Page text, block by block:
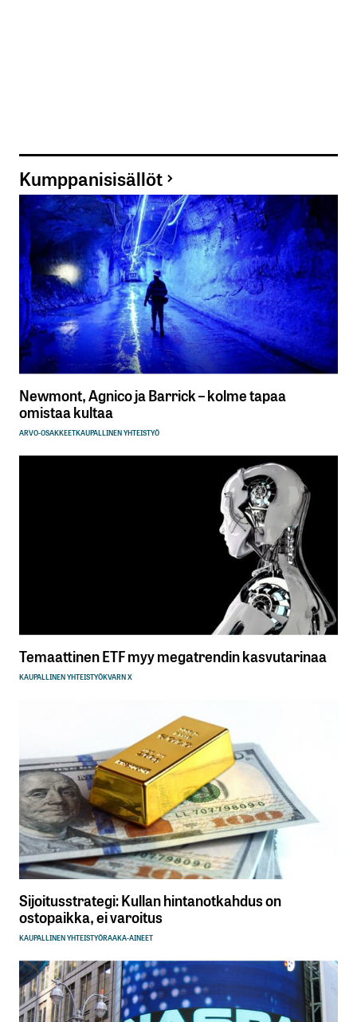
Kumppanisisällöt
Newmont, Agnico ja Barrick – kolme tapaa
omistaa kultaa
ARVO-OSAKKEETKAUPALLINEN YHTEISTYÖ
Temaattinen ETF myy megatrendin kasvutarinaa
KAUPALLINEN YHTEISTYÖKVARN X
Sijoitusstrategi: Kullan hintanotkahdus on
ostopaikka, ei varoitus
KAUPALLINEN YHTEISTYÖRAAKA-AINEET